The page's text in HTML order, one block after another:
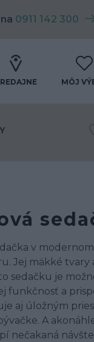
0911 142 300
MÔJ
v
Jej mäkké tvary
sedačku je
funkčnosť a
aj úložným
A
nečakaná